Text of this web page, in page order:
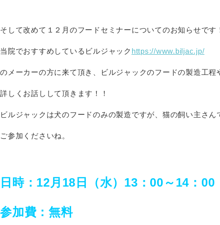
そして改めて１２月のフードセミナーについてのお知らせです
当院でおすすめしているビルジャック https://www.biljac.jp/
のメーカーの方に来て頂き、ビルジャックのフードの製造工程
詳しくお話しして頂きます！！
ビルジャックは犬のフードのみの製造ですが、猫の飼い主さん
ご参加くださいね。
日時：12月18日（水）13：00～14：00
参加費：無料